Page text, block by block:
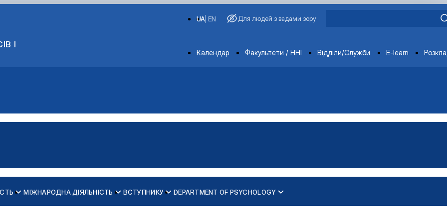
І
EN
UA Для людей з вадами зору
Departments
Календар Факультети / ННІ Відділи/Служби E-learn
МІЖНАРОДНА ДІЯЛЬНІСТЬ
кафедри психології
ВСТУПНИКУ DEPARTMENT OF PSYCHOLOGY